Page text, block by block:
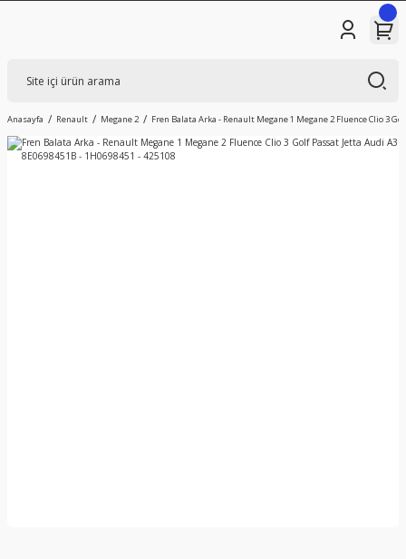
Anasayfa Renault Megane 2 Fren Balata Arka - Renault Megane 1 Megane 2 Fluence Clio 3